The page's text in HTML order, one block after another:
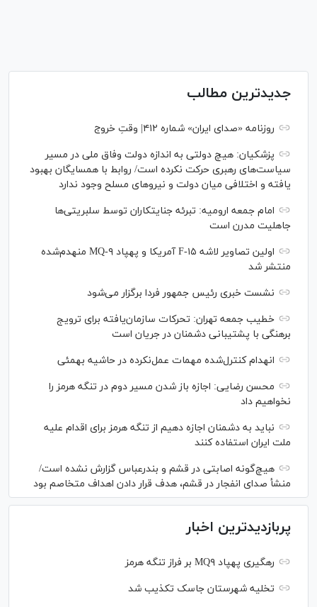
جدیدترین مطالب
روزنامه «صدای ایران» شماره ۴۱۲| وقتِ خروج
پزشکیان: هیچ دولتی به اندازه دولت وفاق ملی در مسیر
سیاست‌های رهبری حرکت نکرده است/ روابط با همسایگان بهبود
یافته و اختلافی میان دولت و نیروهای مسلح وجود ندارد
امام جمعه ارومیه: تبرئه جنایتکاران توسط سلبریتی‌ها
جاهلیت مدرن است
اولین تصاویر لاشه F-۱۵ آمریکا و پهپاد MQ-۹ منهدم‌شده
منتشر شد
نشست خبری رئیس‌ جمهور فردا برگزار می‌شود
خطیب جمعه تهران: تحرکات سازمان‌یافته برای ترویج
برهنگی با پشتیبانی دشمنان در جریان است
انهدام کنترل‌شده مهمات عمل‌نکرده در حاشیه بهمئی
محسن رضایی: اجازه باز شدن مسیر دوم در تنگه هرمز را
نخواهیم داد
نباید به دشمنان اجازه دهیم از تنگه هرمز برای اقدام علیه
ملت ایران استفاده کنند
هیچ‌گونه اصابتی در قشم و بندرعباس گزارش نشده است/
منشأ صدای انفجار در قشم، هدف قرار دادن اهداف متخاصم بود
پربازدیدترین اخبار
رهگیری پهپاد MQ۹ بر فراز تنگه هرمز
تخلیه شهرستان جاسک تکذیب شد